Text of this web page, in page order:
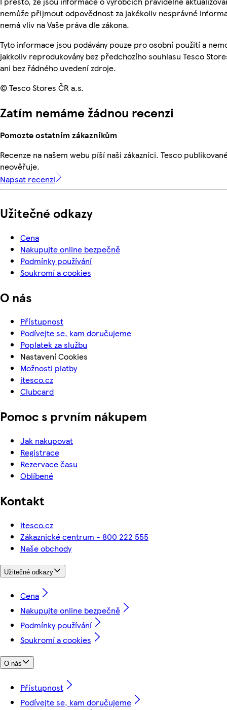
nemůže přijmout odpovědnost za jakékoliv nesprávné
nemá vliv na Vaše práva dle zákona.
Tyto informace jsou podávány pouze pro osobní použití a
jakkoliv reprodukovány bez předchozího souhlasu Tesco
ani bez řádného uvedení zdroje.
© Tesco Stores ČR a.s.
Zatím nemáme žádnou recenzi
Pomozte ostatním zákazníkům
Recenze na našem webu píší naši zákazníci. Tesco
neověřuje.
Napsat recenzi
Užitečné odkazy
Cena
Nakupujte online bezpečně
Podmínky používání
Soukromí a cookies
O nás
Přístupnost
Podívejte se, kam doručujeme
Poplatek za službu
Nastavení Cookies
Možnosti platby
itesco.cz
Clubcard
Pomoc s prvním nákupem
Jak nakupovat
Registrace
Rezervace času
Oblíbené
Kontakt
itesco.cz
Zákaznické centrum - 800 222 555
Naše obchody
Užitečné odkazy
Cena
Nakupujte online bezpečně
Podmínky používání
Soukromí a cookies
O nás
Přístupnost
Podívejte se, kam doručujeme